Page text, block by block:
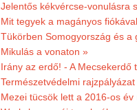
Jelentős kékvércse-vonulásra
Mit tegyek a magányos
Tükörben Somogyország és a
Mikulás a vonaton »
Irány az erdő! - A
Természetvédelmi
Mezei tücsök lett a 2016-os év